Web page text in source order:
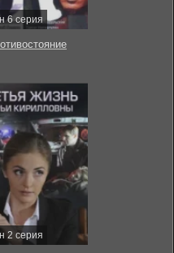
6 серия
2 серия